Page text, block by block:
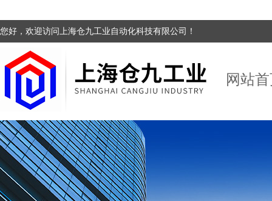
您好，欢迎访问上海仓九工业自动化科技有限公司！
网站